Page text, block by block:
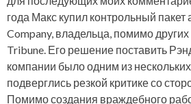
года Макс купил контрольный пакет
Company, владельца, помимо других
Tribune. Его решение поставить
компании было одним из
подверглись резкой критике со
Помимо создания враждебного